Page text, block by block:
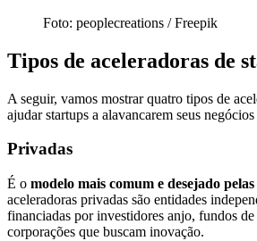
Foto: peoplecreations / Freepik
Tipos de aceleradoras de
A seguir, vamos mostrar quatro tipos de
ajudar startups a alavancarem seus
Privadas
É o modelo mais comum e desejado
aceleradoras privadas são entidades
financiadas por investidores anjo, fundos de
corporações que buscam inovação.